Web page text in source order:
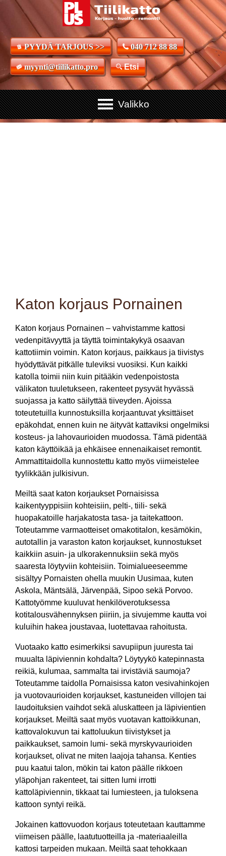
PYYDÄ TARJOUS >> 040 712 88 88
myynti@tiilikatto.pro Etsi
Katon korjaus Pornainen
Katon korjaus Pornainen – vahvistamme kattosi
vedenpitävyyttä ja täyttä toimintakykyä osaavan
kattotiimin voimin. Katon korjaus, paikkaus ja tiivistys
hyödyttävät pitkälle tuleviksi vuosiksi. Kun kaikki
katolla toimii niin kuin pitääkin vedenpoistosta
välikaton tuuletukseen, rakenteet pysyvät hyvässä
suojassa ja katto säilyttää tiiveyden. Ajoissa
toteutetuilla kunnostuksilla korjaantuvat yksittäiset
epäkohdat, ennen kuin ne äityvät kattaviksi ongelmiksi
kosteus- ja lahovaurioiden muodossa. Tämä pidentää
katon käyttöikää ja ehkäisee ennenaikaiset remontit.
Ammattitaidolla kunnostettu katto myös viimeistelee
tyylikkään julkisivun.
Meiltä saat katon korjaukset Pornaisissa
kaikentyyppisiin kohteisiin, pelti-, tiili- sekä
huopakatoille harjakatosta tasa- ja taitekattoon.
Toteutamme varmaotteiset omakotitalon, kesämökin,
autotallin ja varaston katon korjaukset, kunnostukset
kaikkiin asuin- ja ulkorakennuksiin sekä myös
saaresta löytyviin kohteisiin. Toimialueeseemme
sisältyy Pornaisten ohella muukin Uusimaa, kuten
Askola, Mäntsälä, Järvenpää, Sipoo sekä Porvoo.
Kattotyömme kuuluvat henkilöverotuksessa
kotitalousvähennyksen piiriin, ja sivujemme kautta voi
kuluihin hakea joustavaa, luotettavaa rahoitusta.
Vuotaako katto esimerkiksi savupiipun juuresta tai
muualta läpiviennin kohdalta? Löytyykö katepinnasta
reikiä, kulumaa, sammalta tai irvistäviä saumoja?
Toteutamme taidolla Pornaisissa katon vesivahinkojen
ja vuotovaurioiden korjaukset, kastuneiden villojen tai
laudoituksien vaihdot sekä aluskatteen ja läpivientien
korjaukset. Meiltä saat myös vuotavan kattoikkunan,
kattovalokuvun tai kattoluukun tiivistykset ja
paikkaukset, samoin lumi- sekä myrskyvaurioiden
korjaukset, olivat ne miten laajoja tahansa. Kenties
puu kaatui talon, mökin tai katon päälle rikkoen
yläpohjan rakenteet, tai sitten lumi irrotti
kattoläpiviennin, tikkaat tai lumiesteen, ja tuloksena
kattoon syntyi reikä.
Jokainen kattovuodon korjaus toteutetaan kauttamme
viimeisen päälle, laatutuotteilla ja -materiaaleilla
kattosi tarpeiden mukaan. Meiltä saat tehokkaan